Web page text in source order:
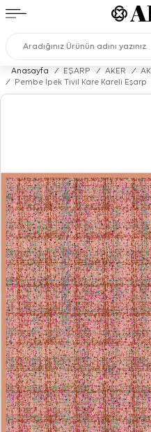
Anasayfa / EŞARP / AKER /
/
Pembe İpek Tivil Kare Kareli Eşarp